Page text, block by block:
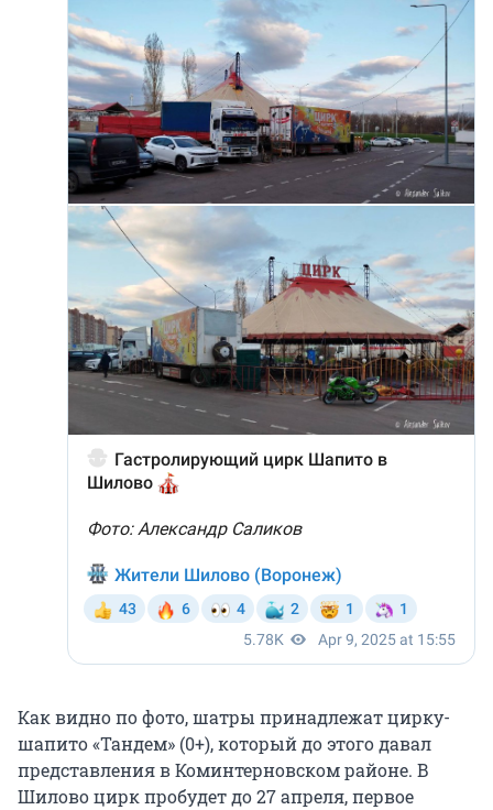
Как видно по фото, шатры принадлежат цирку-
шапито «Тандем» (0+), который до этого давал
представления в Коминтерновском районе. В
Шилово цирк пробудет до 27 апреля, первое